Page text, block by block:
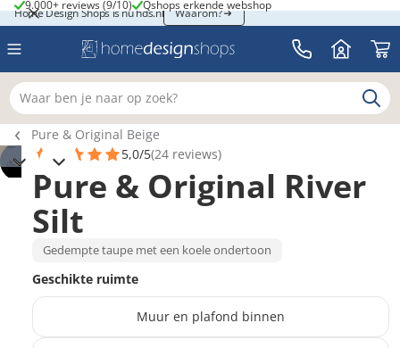
Home Design Shops is nu hds.nl
Home Design Shops is nu hds.nl Waarom?
9.000+ reviews (9/10)
9.000+ reviews (9/10) Qshops erkende webshop
Qshops erkende webshop
Waar ben je naar op zoek?
Breadcrumb navigatie
Pure & Original Beige
5,0/5(24 reviews)
Pure & Original River
Silt
Gedempte taupe met een koele ondertoon
Geschikte ruimte
Muur en plafond binnen